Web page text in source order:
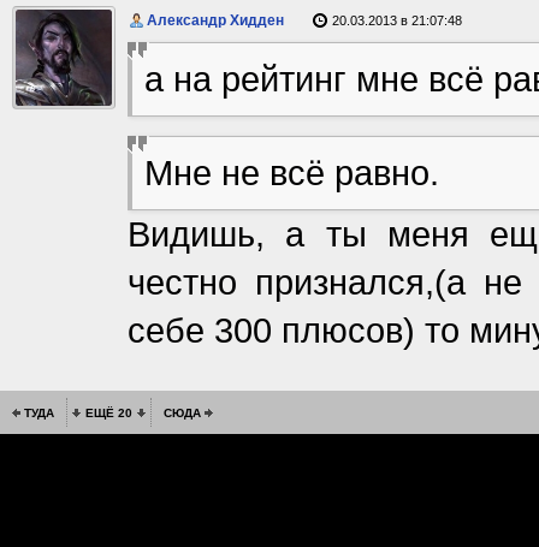
Александр Хидден 20.03.2013 в 21:07:48
а на рейтинг мне всё
Мне не всё равно.
Видишь, а ты меня
честно признался,(а
себе 300 плюсов) то
ТУДА ЕЩЁ 20 СЮДА